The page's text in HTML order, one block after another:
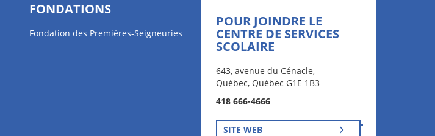
FONDATIONS
Fondation des Premières-Seigneuries
POUR JOINDRE LE
CENTRE DE SERVICES
SCOLAIRE
643, avenue du Cénacle,
Québec, Québec G1E 1B3
418 666-4666
SITE WEB